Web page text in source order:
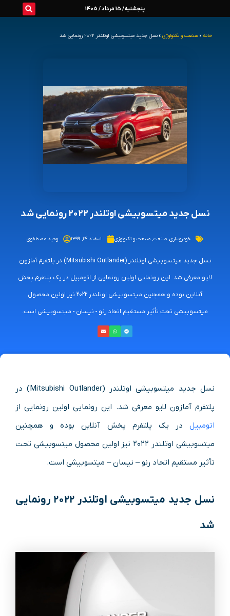
پنجشنبه/ 15 مرداد / 1405
خانه » صنعت و تکنولوژی » نسل جدید میتسوبیشی اوتلندر ۲۰۲۲ رونمایی شد
نسل جدید میتسوبیشی اوتلندر ۲۰۲۲ رونمایی شد
خودروسازی, صنعت, صنعت و تکنولوژی اسفند ۱۴, ۱۳۹۹ وحید مصطفوی
نسل جدید میتسوبیشی اوتلندر (Mitsubishi Outlander) در پلتفرم آمازون
لایو معرفی شد. این رونمایی اولین رونمایی از اتومبیل در یک پلتفرم پخش
آنلاین بوده و همچنین میتسوبیشی اوتلندر 2022 نیز اولین محصول
میتسوبیشی تحت تأثیر مستقیم اتحاد رنو - نیسان - میتسوبیشی است.
نسل جدید میتسوبیشی اوتلندر (Mitsubishi Outlander) در
پلتفرم آمازون لایو معرفی شد. این رونمایی اولین رونمایی از
اتومبیل در یک پلتفرم پخش آنلاین بوده و همچنین
میتسوبیشی اوتلندر ۲۰۲۲ نیز اولین محصول میتسوبیشی تحت
تأثیر مستقیم اتحاد رنو – نیسان – میتسوبیشی است.
نسل جدید میتسوبیشی اوتلندر ۲۰۲۲ رونمایی
شد